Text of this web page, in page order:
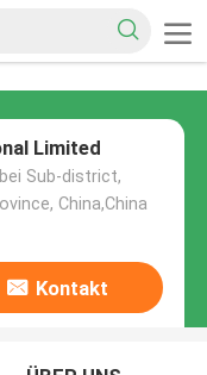
Limited
Sub-district,
China,China
Kontakt